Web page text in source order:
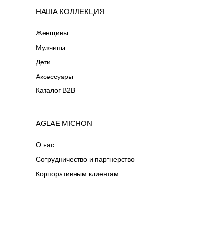
Женщины
О нас
НАША КОЛЛЕКЦИЯ
AGLAE MICHON
Мужчины
Дети
Аксессуары
Сотрудничество и партнерство
Корпоративным клиентам
Каталог B2B